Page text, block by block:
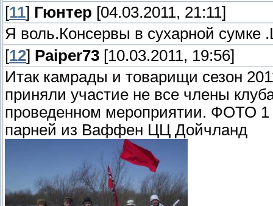
[11] Гюнтер [04.03.2011, 21:11]
Я воль.Консервы в сухарной
[12] Paiper73 [10.03.2011, 19:56]
Итак камрады и товарищи сезон
приняли участие не все члены
проведенном мероприятии. ФОТО 1
парней из Ваффен ЦЦ Дойчланд